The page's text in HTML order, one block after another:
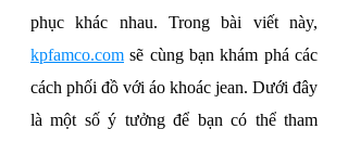
kpfamco.com sẽ cùng bạn khám phá các
cách phối đồ với áo khoác jean. Dưới đây
là một số ý tưởng để bạn có thể tham